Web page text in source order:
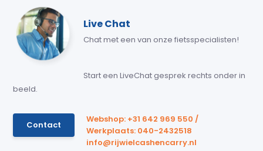
Live Chat
Chat met een van onze fietsspecialisten!
Start een LiveChat gesprek rechts onder in
beeld.
Contact
Webshop: +31 642 969 550 /
Werkplaats: 040-2432518
info@rijwielcashencarry.nl